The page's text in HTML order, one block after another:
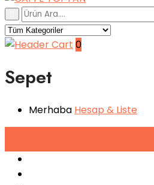
0
Sepet
Merhaba Hesap & Liste